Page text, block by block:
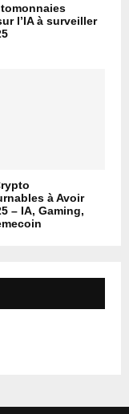
l’IA à surveiller
à Avoir
– IA, Gaming,